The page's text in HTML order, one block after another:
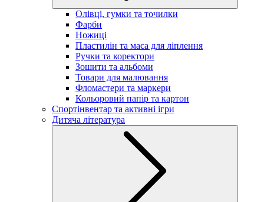
Олівці, гумки та точилки
Фарби
Ножиці
Пластилін та маса для ліплення
Ручки та коректори
Зошити та альбоми
Товари для малювання
Фломастери та маркери
Кольоровий папір та картон
Спортінвентар та активні ігри
Дитяча література